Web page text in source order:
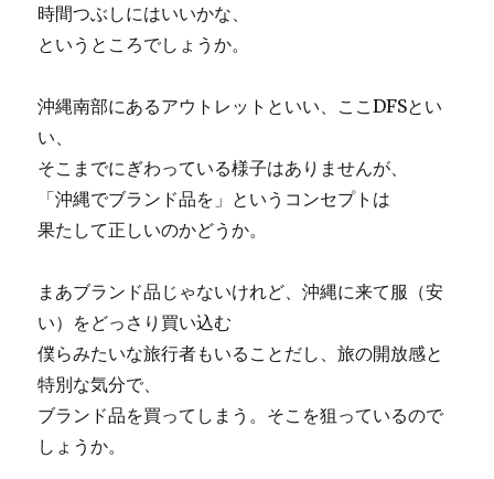
時間つぶしにはいいかな、
というところでしょうか。
沖縄南部にあるアウトレットといい、ここDFSとい
い、
そこまでにぎわっている様子はありませんが、
「沖縄でブランド品を」というコンセプトは
果たして正しいのかどうか。
まあブランド品じゃないけれど、沖縄に来て服（安
い）をどっさり買い込む
僕らみたいな旅行者もいることだし、旅の開放感と
特別な気分で、
ブランド品を買ってしまう。そこを狙っているので
しょうか。